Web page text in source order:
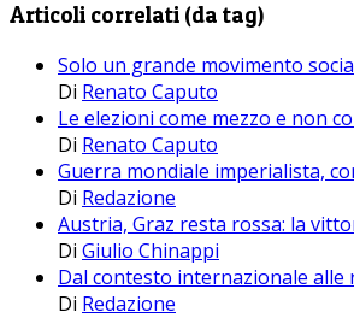
Articoli correlati (da tag)
Solo un grande movimento
Di Renato Caputo
Le elezioni come mezzo e non
Di Renato Caputo
Guerra mondiale imperialista,
Di Redazione
Austria, Graz resta rossa: la
Di Giulio Chinappi
Dal contesto internazionale alle
Di Redazione